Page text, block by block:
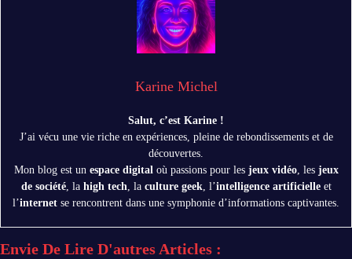
Karine Michel
Salut, c’est Karine !
J’ai vécu une vie riche en expériences, pleine de rebondissements et de
découvertes.
Mon blog est un espace digitaloù passions pour les jeux vidéo, les jeux
de société, la high tech, la culture geek, l’intelligence artificielleet
l’internet se rencontrent dans une symphonie d’informations captivantes.
Envie De Lire D'autres Articles :